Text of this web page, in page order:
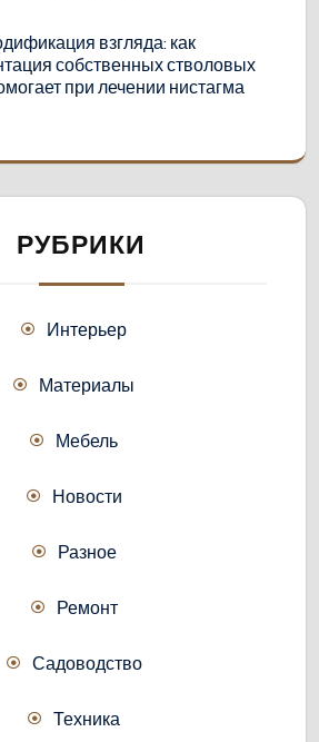
взгляда: как
собственных стволовых
при лечении нистагма
РУБРИКИ
Интерьер
Материалы
Мебель
Новости
Разное
Ремонт
Садоводство
Техника